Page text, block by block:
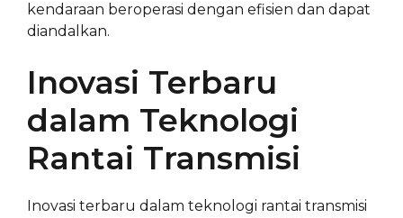
kendaraan beroperasi dengan efisien dan dapat
diandalkan.
Inovasi Terbaru
dalam Teknologi
Rantai Transmisi
Inovasi terbaru dalam teknologi rantai transmisi